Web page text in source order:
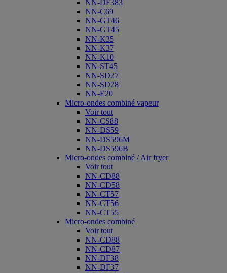
NN-DF383
NN-C69
NN-GT46
NN-GT45
NN-K35
NN-K37
NN-K10
NN-ST45
NN-SD27
NN-SD28
NN-E20
Micro-ondes combiné vapeur
Voir tout
NN-CS88
NN-DS59
NN-DS596M
NN-DS596B
Micro-ondes combiné / Air fryer
Voir tout
NN-CD88
NN-CD58
NN-CT57
NN-CT56
NN-CT55
Micro-ondes combiné
Voir tout
NN-CD88
NN-CD87
NN-DF38
NN-DF37